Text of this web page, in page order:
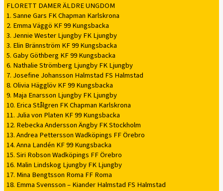
FLORETT DAMER ÄLDRE UNGDOM
1. Sanne Gars FK Chapman Karlskrona
2. Emma Väggö KF 99 Kungsbacka
3. Jennie Wester Ljungby FK Ljungby
3. Elin Brännström KF 99 Kungsbacka
5. Gaby Göthberg KF 99 Kungsbacka
6. Nathalie Strömberg Ljungby FK Ljungby
7. Josefine Johansson Halmstad FS Halmstad
8. Olivia Hägglöv KF 99 Kungsbacka
9. Maja Enarsson Ljungby FK Ljungby
10. Erica Stålgren FK Chapman Karlskrona
11. Julia von Platen KF 99 Kungsbacka
12. Rebecka Andersson Ängby FK Stockholm
13. Andrea Pettersson Wadköpings FF Örebro
14. Anna Landén KF 99 Kungsbacka
15. Siri Robson Wadköpings FF Örebro
16. Malin Lindskog Ljungby FK Ljungby
17. Mina Bengtsson Roma FF Roma
18. Emma Svensson – Kiander Halmstad FS Halmstad